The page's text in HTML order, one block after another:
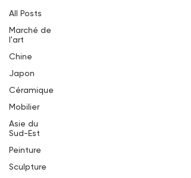
All Posts
Marché de
l'art
Chine
Japon
Céramique
Mobilier
Asie du
Sud-Est
Peinture
Sculpture